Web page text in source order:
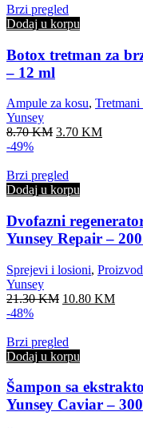
21.00 KM.
Brzi pregled
Dodaj u korpu
Botox tretman za
– 12 ml
Ampule za kosu, Tretmani
Yunsey
8.70KM Original
8.70 KM.
3.70 KMCurrent
-49%
Brzi pregled
Dodaj u korpu
Dvofazni
Yunsey Repair –
Sprejevi i losioni,
Yunsey
21.30KM Original
21.30 KM.
10.80 KM
-48%
Brzi pregled
Dodaj u korpu
Šampon sa
Yunsey Caviar –